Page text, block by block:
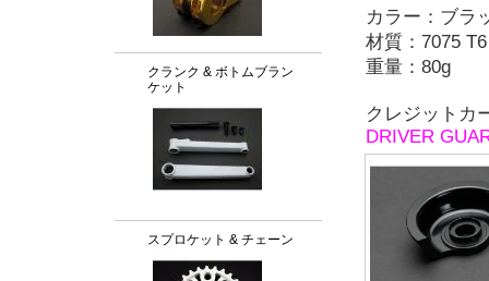
クランク & ボトムブラン
ケット
スプロケット & チェーン
カラー：ブラ
材質：7075
重量：80g
クレジットカ
DRIVER